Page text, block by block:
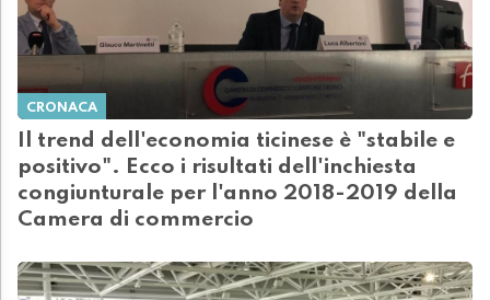
CRONACA
Il trend dell'economia ticinese è "stabile e
positivo". Ecco i risultati dell'inchiesta
congiunturale per l'anno 2018-2019 della
Camera di commercio